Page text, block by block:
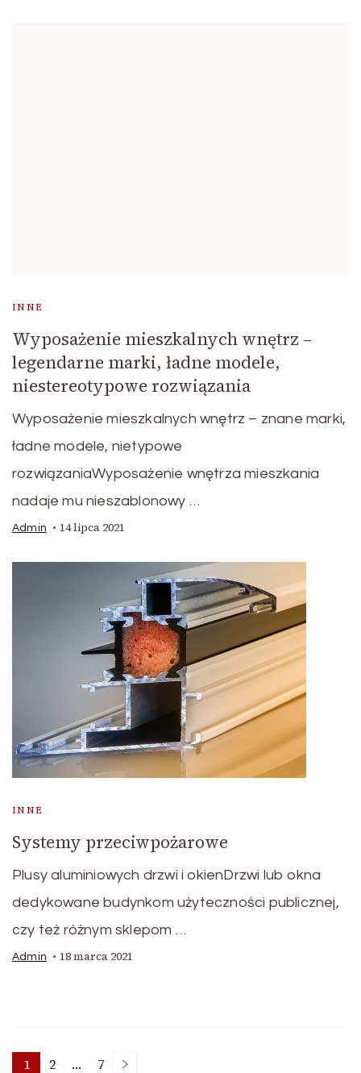
INNE
Wyposażenie mieszkalnych wnętrz –
legendarne marki, ładne modele,
niestereotypowe rozwiązania
Wyposażenie mieszkalnych wnętrz – znane marki,
ładne modele, nietypowe
rozwiązaniaWyposażenie wnętrza mieszkania
nadaje mu nieszablonowy …
Admin 14 lipca 2021
INNE
Systemy przeciwpożarowe
Plusy aluminiowych drzwi i okienDrzwi lub okna
dedykowane budynkom użyteczności publicznej,
czy też różnym sklepom …
Admin 18 marca 2021
1 2 … 7